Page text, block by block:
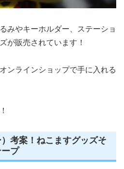
みやキーホルダー、ステーショ
が販売されています！
ンラインショップで手に入れる
考案！ねこますグッズそ
プ